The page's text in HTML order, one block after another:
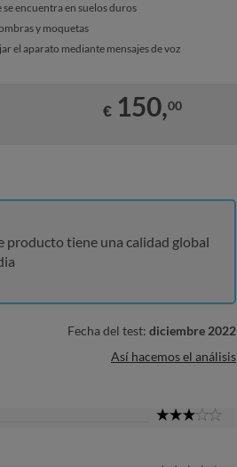
encuentra en suelos duros
y moquetas
el aparato mediante mensajes de voz
€ 150,00
producto tiene una calidad global
Fecha del test: diciembre 2022
Así hacemos el análisis